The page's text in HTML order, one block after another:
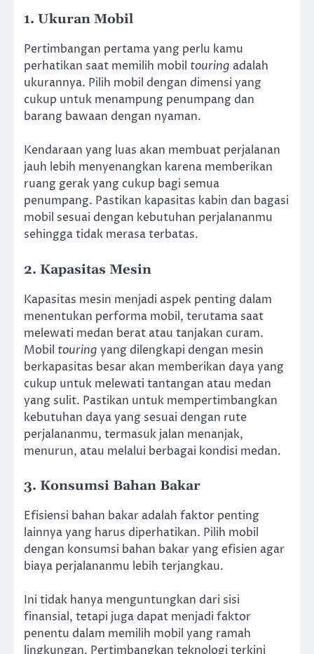
1. Ukuran Mobil
Pertimbangan pertama yang perlu kamu
perhatikan saat memilih mobil touring adalah
ukurannya. Pilih mobil dengan dimensi yang
cukup untuk menampung penumpang dan
barang bawaan dengan nyaman.
Kendaraan yang luas akan membuat perjalanan
jauh lebih menyenangkan karena memberikan
ruang gerak yang cukup bagi semua
penumpang. Pastikan kapasitas kabin dan bagasi
mobil sesuai dengan kebutuhan perjalananmu
sehingga tidak merasa terbatas.
2. Kapasitas Mesin
Kapasitas mesin menjadi aspek penting dalam
menentukan performa mobil, terutama saat
melewati medan berat atau tanjakan curam.
Mobil touring yang dilengkapi dengan mesin
berkapasitas besar akan memberikan daya yang
cukup untuk melewati tantangan atau medan
yang sulit. Pastikan untuk mempertimbangkan
kebutuhan daya yang sesuai dengan rute
perjalananmu, termasuk jalan menanjak,
menurun, atau melalui berbagai kondisi medan.
3. Konsumsi Bahan Bakar
Efisiensi bahan bakar adalah faktor penting
lainnya yang harus diperhatikan. Pilih mobil
dengan konsumsi bahan bakar yang efisien agar
biaya perjalananmu lebih terjangkau.
Ini tidak hanya menguntungkan dari sisi
finansial, tetapi juga dapat menjadi faktor
penentu dalam memilih mobil yang ramah
lingkungan. Pertimbangkan teknologi terkini